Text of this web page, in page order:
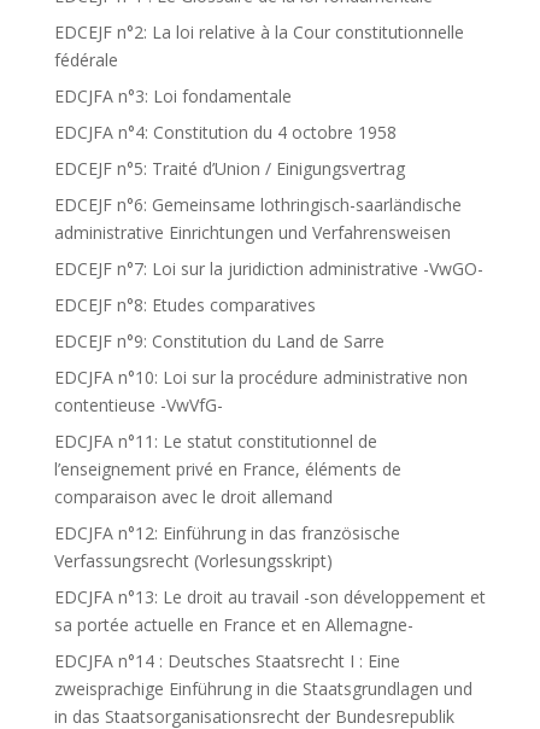
EDCEJF n°2: La loi relative à la Cour constitutionnelle
fédérale
EDCJFA n°3: Loi fondamentale
EDCJFA n°4: Constitution du 4 octobre 1958
EDCEJF n°5: Traité d’Union / Einigungsvertrag
EDCEJF n°6: Gemeinsame lothringisch-saarländische
administrative Einrichtungen und Verfahrensweisen
EDCEJF n°7: Loi sur la juridiction administrative -VwGO-
EDCEJF n°8: Etudes comparatives
EDCEJF n°9: Constitution du Land de Sarre
EDCJFA n°10: Loi sur la procédure administrative non
contentieuse -VwVfG-
EDCJFA n°11: Le statut constitutionnel de
l’enseignement privé en France, éléments de
comparaison avec le droit allemand
EDCJFA n°12: Einführung in das französische
Verfassungsrecht (Vorlesungsskript)
EDCJFA n°13: Le droit au travail -son développement et
sa portée actuelle en France et en Allemagne-
EDCJFA n°14 : Deutsches Staatsrecht I : Eine
zweisprachige Einführung in die Staatsgrundlagen und
in das Staatsorganisationsrecht der Bundesrepublik